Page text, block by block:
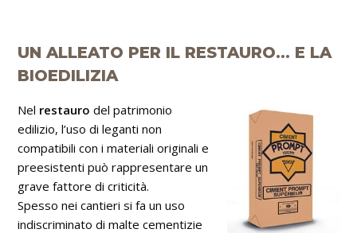
UN ALLEATO PER IL RESTAURO… E LA
BIOEDILIZIA
Nel restauro del patrimonio
edilizio, l’uso di leganti non
compatibili con i materiali originali e
preesistenti può rappresentare un
grave fattore di criticità.
Spesso nei cantieri si fa un uso
indiscriminato di malte cementizie